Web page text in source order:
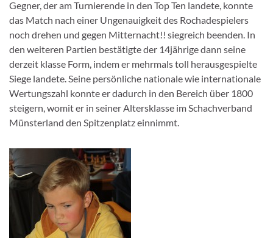
Gegner, der am Turnierende in den Top Ten landete, konnte
das Match nach einer Ungenauigkeit des Rochadespielers
noch drehen und gegen Mitternacht!! siegreich beenden. In
den weiteren Partien bestätigte der 14jährige dann seine
derzeit klasse Form, indem er mehrmals toll herausgespielte
Siege landete. Seine persönliche nationale wie internationale
Wertungszahl konnte er dadurch in den Bereich über 1800
steigern, womit er in seiner Altersklasse im Schachverband
Münsterland den Spitzenplatz einnimmt.